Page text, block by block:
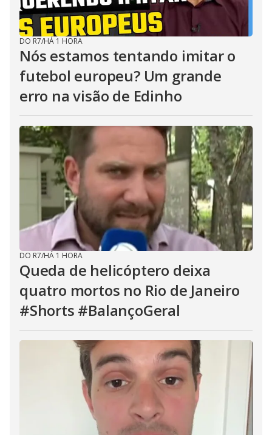
DO R7/HÁ 1 HORA
Nós estamos tentando imitar o
futebol europeu? Um grande
erro na visão de Edinho
DO R7/HÁ 1 HORA
Queda de helicóptero deixa
quatro mortos no Rio de Janeiro
#Shorts #BalançoGeral